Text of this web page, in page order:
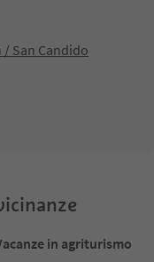
/ San Candido
in agriturismo